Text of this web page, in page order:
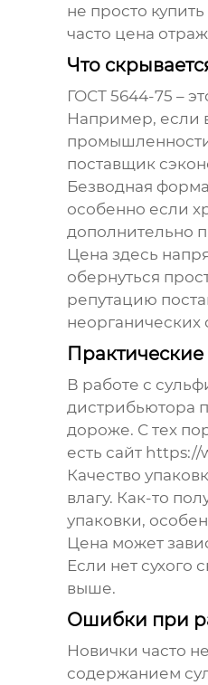
не просто
часто цена
Что
ГОСТ 5644-75 –
Например, если
поставщик
Безводная
особенно если
дополнительно
Цена здесь
обернуться
репутацию
неорганических
В работе с
дистрибьютора
дороже. С тех
есть сайт
Качество
влагу. Как-то
упаковки,
Цена может
Если нет сухого
выше.
Ошибки при
Новички часто
содержанием